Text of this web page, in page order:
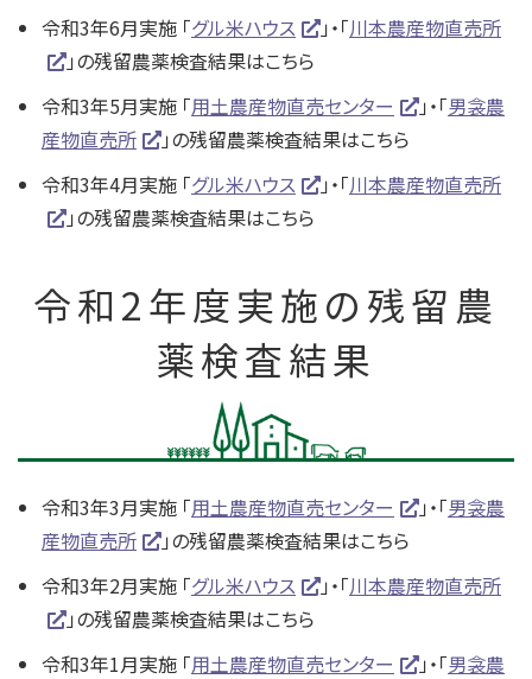
令和3年6月実施 「グル米ハウス 」・「川本農産物直売所
」の残留農薬検査結果はこちら
令和3年5月実施 「用土農産物直売センター 」・「男衾農
産物直売所
」の残留農薬検査結果はこちら
令和3年4月実施 「グル米ハウス 」・「川本農産物直売所
」の残留農薬検査結果はこちら
令和2年度実施の残留農
薬検査結果
令和3年3月実施 「用土農産物直売センター 」・「男衾農
産物直売所
」の残留農薬検査結果はこちら
令和3年2月実施 「グル米ハウス 」・「川本農産物直売所
」の残留農薬検査結果はこちら
令和3年1月実施 「用土農産物直売センター 」・「男衾農